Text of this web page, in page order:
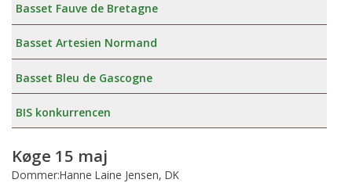
Basset Fauve de Bretagne
Basset Artesien Normand
Basset Bleu de Gascogne
BIS konkurrencen
Køge 15 maj
Dommer:Hanne Laine Jensen, DK